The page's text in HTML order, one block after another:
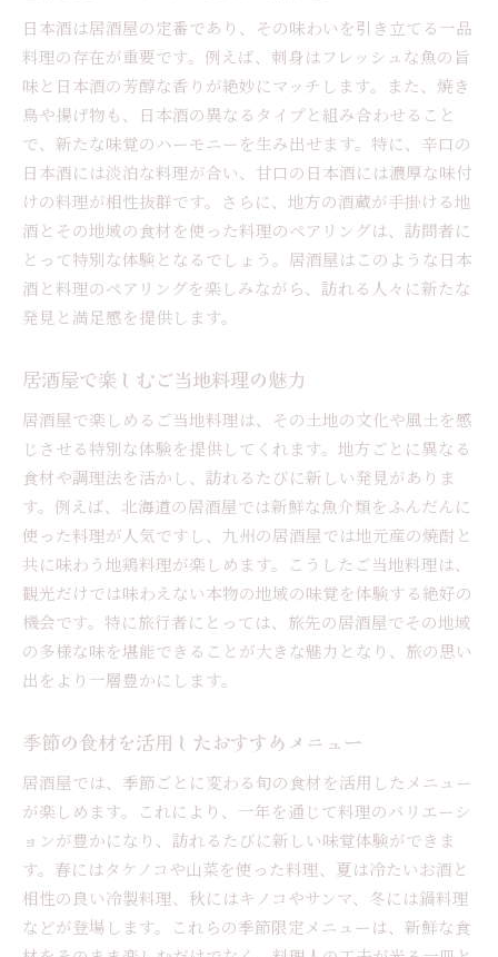
日本酒は居酒屋の定番であり、その味わいを引き立てる一品
料理の存在が重要です。例えば、刺身はフレッシュな魚の旨
味と日本酒の芳醇な香りが絶妙にマッチします。また、焼き
鳥や揚げ物も、日本酒の異なるタイプと組み合わせること
で、新たな味覚のハーモニーを生み出せます。特に、辛口の
日本酒には淡泊な料理が合い、甘口の日本酒には濃厚な味付
けの料理が相性抜群です。さらに、地方の酒蔵が手掛ける地
酒とその地域の食材を使った料理のペアリングは、訪問者に
とって特別な体験となるでしょう。居酒屋はこのような日本
酒と料理のペアリングを楽しみながら、訪れる人々に新たな
発見と満足感を提供します。
居酒屋で楽しむご当地料理の魅力
居酒屋で楽しめるご当地料理は、その土地の文化や風土を感
じさせる特別な体験を提供してくれます。地方ごとに異なる
食材や調理法を活かし、訪れるたびに新しい発見がありま
す。例えば、北海道の居酒屋では新鮮な魚介類をふんだんに
使った料理が人気ですし、九州の居酒屋では地元産の焼酎と
共に味わう地鶏料理が楽しめます。こうしたご当地料理は、
観光だけでは味わえない本物の地域の味覚を体験する絶好の
機会です。特に旅行者にとっては、旅先の居酒屋でその地域
の多様な味を堪能できることが大きな魅力となり、旅の思い
出をより一層豊かにします。
季節の食材を活用したおすすめメニュー
居酒屋では、季節ごとに変わる旬の食材を活用したメニュー
が楽しめます。これにより、一年を通じて料理のバリエーシ
ョンが豊かになり、訪れるたびに新しい味覚体験ができま
す。春にはタケノコや山菜を使った料理、夏は冷たいお酒と
相性の良い冷製料理、秋にはキノコやサンマ、冬には鍋料理
などが登場します。これらの季節限定メニューは、新鮮な食